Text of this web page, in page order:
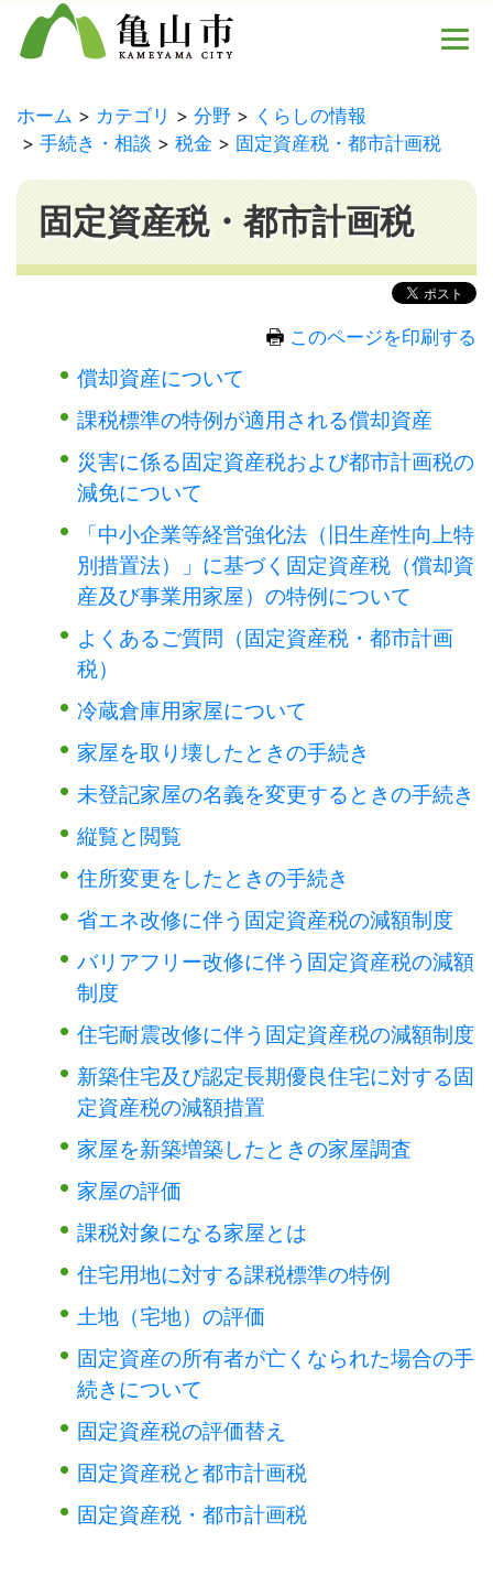
ホーム カテゴリ 分野
くらしの情報
手続き・相談
税金 固定資産税・都市計画税
固定資産税・都市計画税
このページを印刷する
償却資産について
課税標準の特例が適用される償却資産
災害に係る固定資産税および都市計画税の
減免について
「中小企業等経営強化法（旧生産性向上特
別措置法）」に基づく固定資産税（償却資
産及び事業用家屋）の特例について
よくあるご質問（固定資産税・都市計画
税）
冷蔵倉庫用家屋について
家屋を取り壊したときの手続き
未登記家屋の名義を変更するときの手続き
縦覧と閲覧
住所変更をしたときの手続き
省エネ改修に伴う固定資産税の減額制度
バリアフリー改修に伴う固定資産税の減額
制度
住宅耐震改修に伴う固定資産税の減額制度
新築住宅及び認定長期優良住宅に対する固
定資産税の減額措置
家屋を新築増築したときの家屋調査
家屋の評価
課税対象になる家屋とは
住宅用地に対する課税標準の特例
土地（宅地）の評価
固定資産の所有者が亡くなられた場合の手
続きについて
固定資産税の評価替え
固定資産税と都市計画税
固定資産税・都市計画税